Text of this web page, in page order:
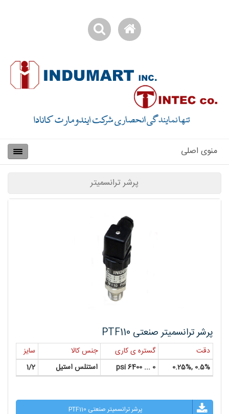
منوی اصلی
پرشر ترانسمیتر
پرشر ترانسمیتر صنعتی PTF110
دقت گستره ی کاری جنس کالا
سایز
0.5% ,0.25%
0 ... 6400 psi استنلس استیل 1/2
پرشر ترانسمیتر صنعتی PTF110